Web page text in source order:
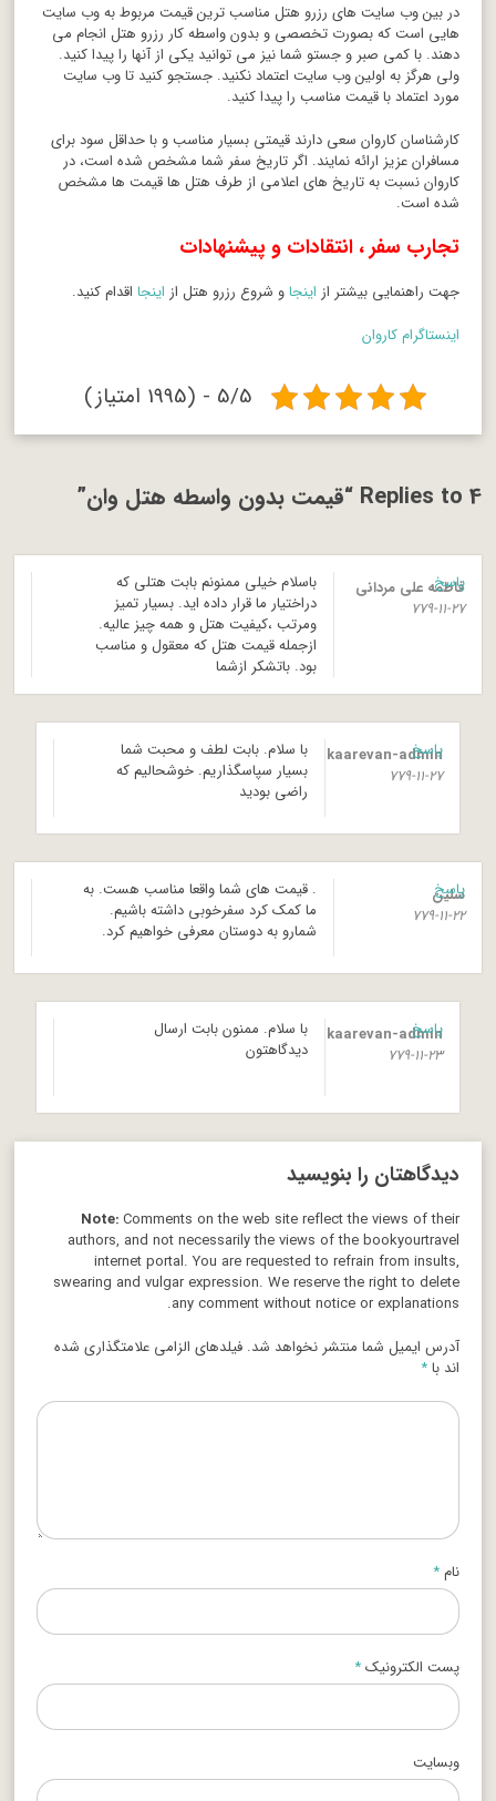
در بین وب سایت های رزرو هتل مناسب ترین قیمت مربوط به وب سایت
هایی است که بصورت تخصصی و بدون واسطه کار رزرو هتل انجام می
دهند. با کمی صبر و جستو شما نیز می توانید یکی از آنها را پیدا کنید.
ولی هرگز به اولین وب سایت اعتماد نکنید. جستجو کنید تا وب سایت
مورد اعتماد با قیمت مناسب را پیدا کنید.
کارشناسان کاروان سعی دارند قیمتی بسیار مناسب و با حداقل سود برای
مسافران عزیز ارائه نمایند. اگر تاریخ سفر شما مشخص شده است، در
کاروان نسبت به تاریخ های اعلامی از طرف هتل ها قیمت ها مشخص
شده است.
تجارب سفر ، انتقادات و پیشنهادات
جهت راهنمایی بیشتر از اینجاو شروع رزرو هتل از اینجا اقدام کنید.
اینستاگرام کاروان
5/5 - (1995 امتیاز)
4 Replies to “قیمت بدون واسطه هتل وان”
فاطمه علی مردانی
779-11-27
باسلام خیلی ممنونم بابت هتلی که
دراختیار ما قرار داده اید. بسیار تمیز
ومرتب ،کیفیت هتل و همه چیز عالیه.
ازجمله قیمت هتل که معقول و مناسب
بود. باتشکر ازشما
پاسخ
kaarevan-admin
779-11-27
با سلام. بابت لطف و محبت شما
بسیار سپاسگذاریم. خوشحالیم که
راضی بودید
پاسخ
سلین
779-11-22
. قیمت های شما واقعا مناسب هست. به
ما کمک کرد سفرخوبی داشته‌ باشیم.
شمارو به دوستان معرفی خواهیم کرد.
پاسخ
kaarevan-admin
779-11-23
با سلام. ممنون بابت ارسال
دیدگاهتون
پاسخ
دیدگاهتان را بنویسید
Note:Comments on the web site reflect the views of their
authors, and not necessarily the views of the bookyourtravel
internet portal. You are requested to refrain from insults,
swearing and vulgar expression. We reserve the right to delete
any comment without notice or explanations.
آدرس ایمیل شما منتشر نخواهد شد. فیلدهای الزامی علامتگذاری شده
اند با*
نام*
پست الکترونیک*
وبسایت